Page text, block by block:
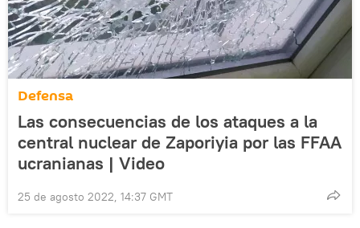
Defensa
Las consecuencias de los ataques a la
central nuclear de Zaporiyia por las FFAA
ucranianas | Video
25 de agosto 2022, 14:37 GMT